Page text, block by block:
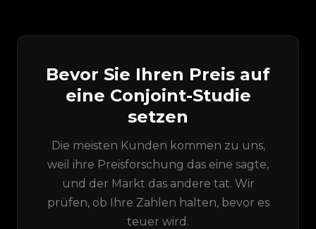
Bevor Sie Ihren Preis auf
eine Conjoint-Studie
setzen
Die meisten Kunden kommen zu uns,
weil ihre Preisforschung das eine sagte,
und der Markt das andere tat. Wir
prüfen, ob Ihre Zahlen halten, bevor es
teuer wird.